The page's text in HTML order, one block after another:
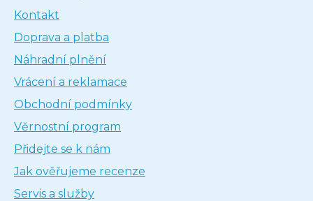
Kontakt
Doprava a platba
Náhradní plnění
Vrácení a reklamace
Obchodní podmínky
Věrnostní program
Přidejte se k nám
Jak ověřujeme recenze
Servis a služby